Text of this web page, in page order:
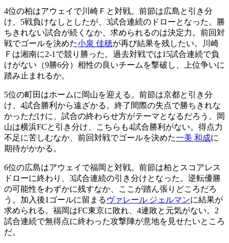
4位の柏はアウェイで川崎Ｆと対戦。前節は広島と引き分
け、5戦負けなしとしたが、3試合連続のドローとなった。勝
ちきれない試合が続くなか、求められるのは決定力。前回対
戦でゴールを決めた小泉 佳穂が再び結果を残したい。川崎
Ｆは湘南に2-1で競り勝った。過去対戦では15試合連続で負
けがない（9勝6分）相性の良いチームを撃破し、上位争いに
踏み止まれるか。
5位の町田はホームに岡山を迎える。前節は京都と引き分
け、4試合勝利から遠ざかる。終了間際の失点で勝ちきれな
かっただけに、試合の終わらせ方がテーマとなるだろう。岡
山は横浜FCと引き分け、こちらも4試合勝利がない。得点力
不足に苦しむなか、前回対戦でゴールを決めた一美 和成に
期待がかかる。
6位の広島はアウェイで福岡と対戦。前節は柏とスコアレス
ドローに終わり、3試合連続の引き分けとなった。逆転優勝
の可能性をわずかに残すなか、ここが踏ん張りどころだろ
う。加入後1ゴールに留まる ヴァレール ジェルマンに結果が
求められる。福岡はFC東京に敗れ、4連敗と元気がない。2
試合連続で無得点に終わった攻撃陣が意地を見せたいところ
だ。